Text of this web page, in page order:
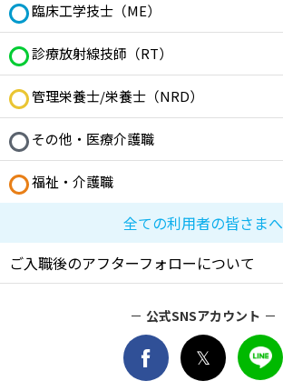
臨床工学技士（ME）
診療放射線技師（RT）
管理栄養士/栄養士（NRD）
その他・医療介護職
福祉・介護職
全ての利用者の皆さまへ
ご入職後のアフターフォローについて
公式SNSアカウント